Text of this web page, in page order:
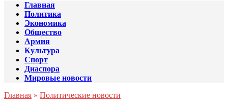
Главная
Политика
Экономика
Общество
Армия
Культура
Спорт
Диаспора
Мировые новости
Главная » Политические новости